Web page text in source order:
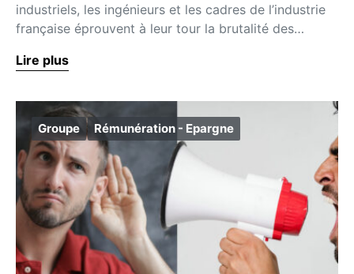
industriels, les ingénieurs et les cadres de l’industrie
française éprouvent à leur tour la brutalité des…
Lire plus
Groupe Rémunération - Epargne